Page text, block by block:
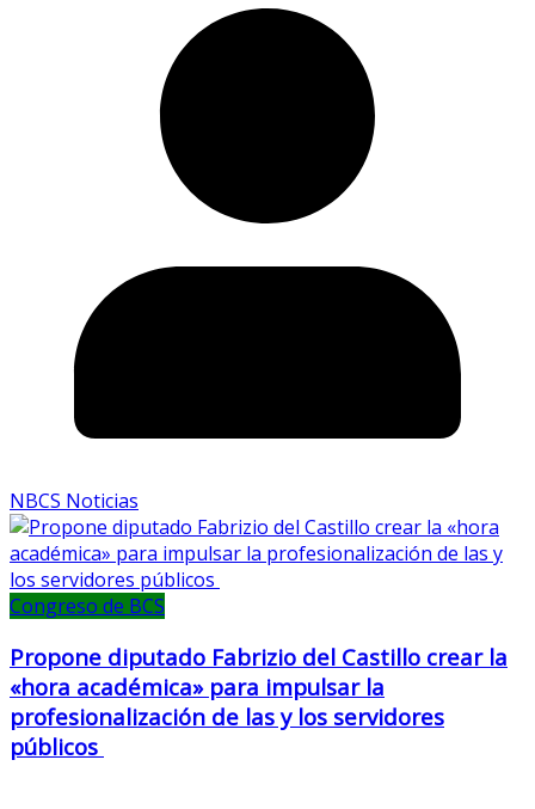
NBCS Noticias
Congreso de BCS
Propone diputado Fabrizio del Castillo crear la
«hora académica» para impulsar la
profesionalización de las y los servidores
públicos